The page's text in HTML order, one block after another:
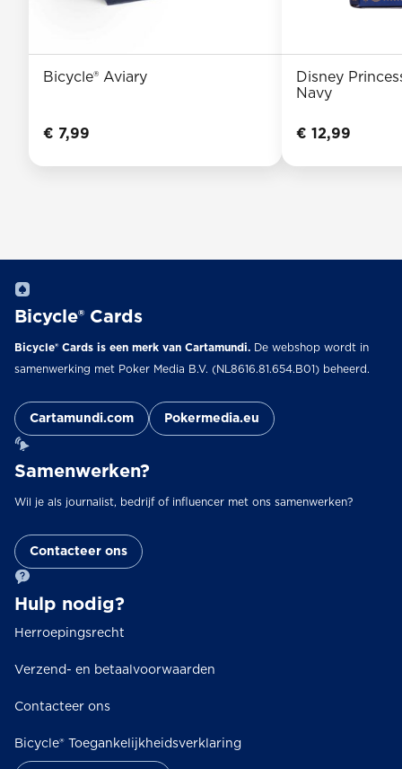
Bicycle® Aviary
€ 7,99
Disney
Navy
€ 12,99
Bicycle® Cards
Bicycle® Cards is een merk van Cartamundi. De webshop wordt in
samenwerking met Poker Media B.V. (NL8616.81.654.B01) beheerd.
Cartamundi.com Pokermedia.eu
Samenwerken?
Wil je als journalist, bedrijf of influencer met ons samenwerken?
Contacteer ons
Hulp nodig?
Herroepingsrecht
Verzend- en betaalvoorwaarden
Contacteer ons
Bicycle® Toegankelijkheidsverklaring